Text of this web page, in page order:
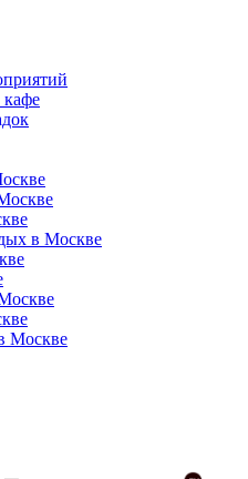
кафе
в Москве
Москве